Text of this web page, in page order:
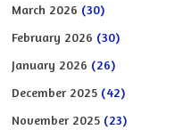
March 2026 (30)
February 2026 (30)
January 2026 (26)
December 2025 (42)
November 2025 (23)